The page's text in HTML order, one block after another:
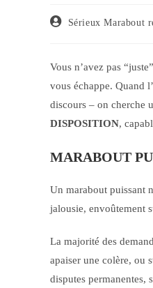
Sérieux Marabout
Vous n’avez pas
vous échappe. Quand
discours – on cherche
DISPOSITION,
MARABOUT
Un marabout puissant
jalousie, envoûtement
La majorité des
apaiser une colère, ou
disputes permanentes,